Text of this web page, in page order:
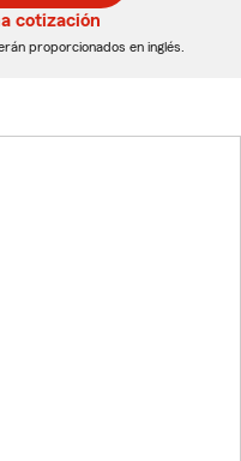
cotización
proporcionados en inglés.